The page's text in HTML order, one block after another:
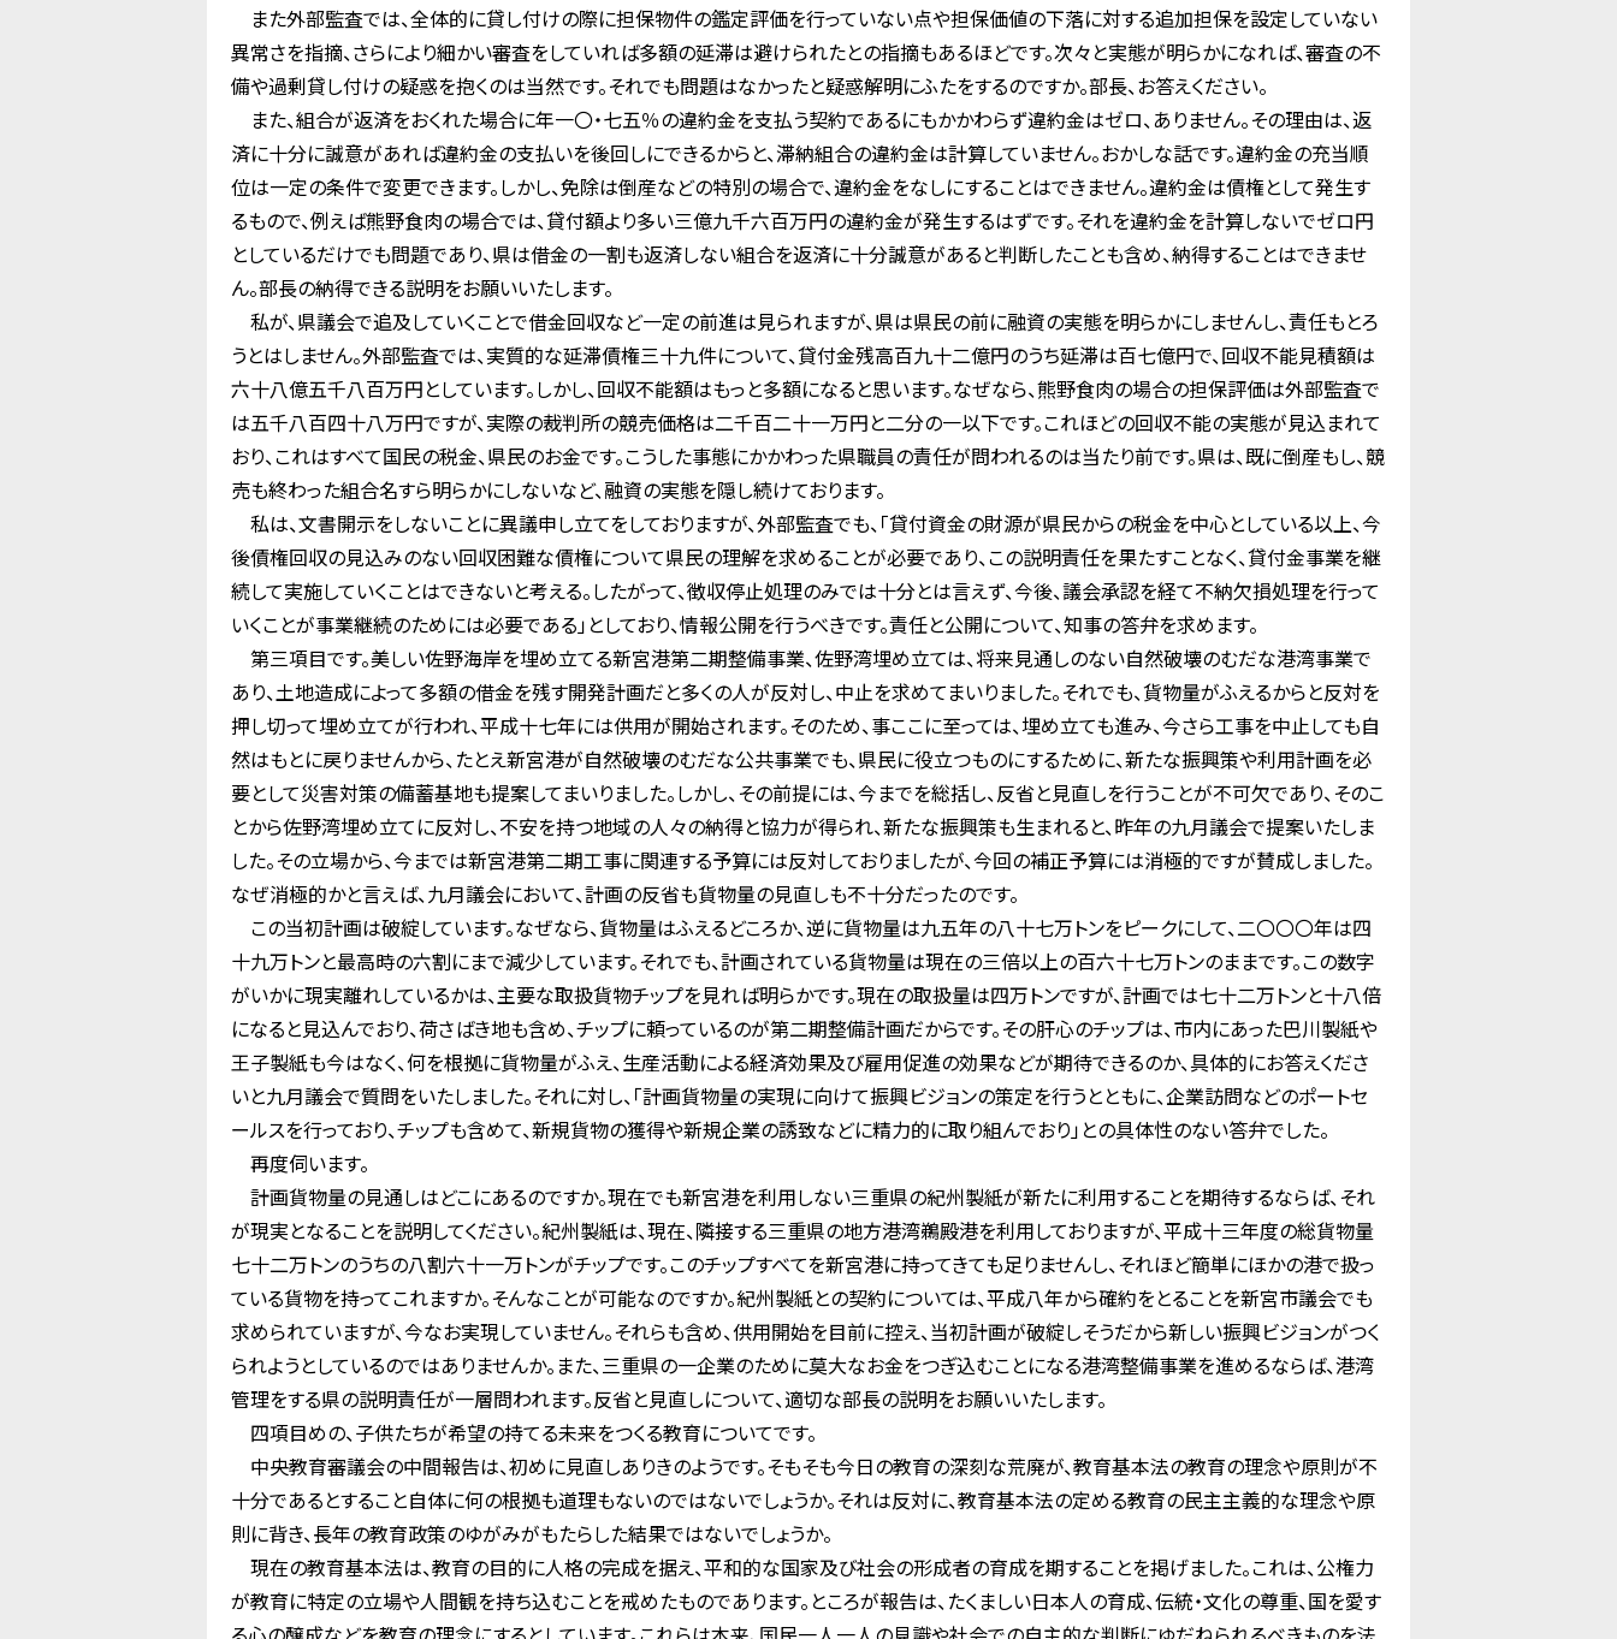
また外部監査では、全体的に貸し付けの際に担保物件の鑑定評価を行っていない点や担保価値の下落に対する追加担保を設定していない
異常さを指摘、さらにより細かい審査をしていれば多額の延滞は避けられたとの指摘もあるほどです。次々と実態が明らかになれば、審査の不
備や過剰貸し付けの疑惑を抱くのは当然です。それでも問題はなかったと疑惑解明にふたをするのですか。部長、お答えください。
また、組合が返済をおくれた場合に年一〇・七五％の違約金を支払う契約であるにもかかわらず違約金はゼロ、ありません。その理由は、返
済に十分に誠意があれば違約金の支払いを後回しにできるからと、滞納組合の違約金は計算していません。おかしな話です。違約金の充当順
位は一定の条件で変更できます。しかし、免除は倒産などの特別の場合で、違約金をなしにすることはできません。違約金は債権として発生す
るもので、例えば熊野食肉の場合では、貸付額より多い三億九千六百万円の違約金が発生するはずです。それを違約金を計算しないでゼロ円
としているだけでも問題であり、県は借金の一割も返済しない組合を返済に十分誠意があると判断したことも含め、納得することはできませ
ん。部長の納得できる説明をお願いいたします。
私が、県議会で追及していくことで借金回収など一定の前進は見られますが、県は県民の前に融資の実態を明らかにしませんし、責任もとろ
うとはしません。外部監査では、実質的な延滞債権三十九件について、貸付金残高百九十二億円のうち延滞は百七億円で、回収不能見積額は
六十八億五千八百万円としています。しかし、回収不能額はもっと多額になると思います。なぜなら、熊野食肉の場合の担保評価は外部監査で
は五千八百四十八万円ですが、実際の裁判所の競売価格は二千百二十一万円と二分の一以下です。これほどの回収不能の実態が見込まれて
おり、これはすべて国民の税金、県民のお金です。こうした事態にかかわった県職員の責任が問われるのは当たり前です。県は、既に倒産もし、競
売も終わった組合名すら明らかにしないなど、融資の実態を隠し続けております。
私は、文書開示をしないことに異議申し立てをしておりますが、外部監査でも、「貸付資金の財源が県民からの税金を中心としている以上、今
後債権回収の見込みのない回収困難な債権について県民の理解を求めることが必要であり、この説明責任を果たすことなく、貸付金事業を継
続して実施していくことはできないと考える。したがって、徴収停止処理のみでは十分とは言えず、今後、議会承認を経て不納欠損処理を行って
いくことが事業継続のためには必要である」としており、情報公開を行うべきです。責任と公開について、知事の答弁を求めます。
第三項目です。美しい佐野海岸を埋め立てる新宮港第二期整備事業、佐野湾埋め立ては、将来見通しのない自然破壊のむだな港湾事業で
あり、土地造成によって多額の借金を残す開発計画だと多くの人が反対し、中止を求めてまいりました。それでも、貨物量がふえるからと反対を
押し切って埋め立てが行われ、平成十七年には供用が開始されます。そのため、事ここに至っては、埋め立ても進み、今さら工事を中止しても自
然はもとに戻りませんから、たとえ新宮港が自然破壊のむだな公共事業でも、県民に役立つものにするために、新たな振興策や利用計画を必
要として災害対策の備蓄基地も提案してまいりました。しかし、その前提には、今までを総括し、反省と見直しを行うことが不可欠であり、そのこ
とから佐野湾埋め立てに反対し、不安を持つ地域の人々の納得と協力が得られ、新たな振興策も生まれると、昨年の九月議会で提案いたしま
した。その立場から、今までは新宮港第二期工事に関連する予算には反対しておりましたが、今回の補正予算には消極的ですが賛成しました。
なぜ消極的かと言えば、九月議会において、計画の反省も貨物量の見直しも不十分だったのです。
この当初計画は破綻しています。なぜなら、貨物量はふえるどころか、逆に貨物量は九五年の八十七万トンをピークにして、二〇〇〇年は四
十九万トンと最高時の六割にまで減少しています。それでも、計画されている貨物量は現在の三倍以上の百六十七万トンのままです。この数字
がいかに現実離れしているかは、主要な取扱貨物チップを見れば明らかです。現在の取扱量は四万トンですが、計画では七十二万トンと十八倍
になると見込んでおり、荷さばき地も含め、チップに頼っているのが第二期整備計画だからです。その肝心のチップは、市内にあった巴川製紙や
王子製紙も今はなく、何を根拠に貨物量がふえ、生産活動による経済効果及び雇用促進の効果などが期待できるのか、具体的にお答えくださ
いと九月議会で質問をいたしました。それに対し、「計画貨物量の実現に向けて振興ビジョンの策定を行うとともに、企業訪問などのポートセ
ールスを行っており、チップも含めて、新規貨物の獲得や新規企業の誘致などに精力的に取り組んでおり」との具体性のない答弁でした。
再度伺います。
計画貨物量の見通しはどこにあるのですか。現在でも新宮港を利用しない三重県の紀州製紙が新たに利用することを期待するならば、それ
が現実となることを説明してください。紀州製紙は、現在、隣接する三重県の地方港湾鵜殿港を利用しておりますが、平成十三年度の総貨物量
七十二万トンのうちの八割六十一万トンがチップです。このチップすべてを新宮港に持ってきても足りませんし、それほど簡単にほかの港で扱っ
ている貨物を持ってこれますか。そんなことが可能なのですか。紀州製紙との契約については、平成八年から確約をとることを新宮市議会でも
求められていますが、今なお実現していません。それらも含め、供用開始を目前に控え、当初計画が破綻しそうだから新しい振興ビジョンがつく
られようとしているのではありませんか。また、三重県の一企業のために莫大なお金をつぎ込むことになる港湾整備事業を進めるならば、港湾
管理をする県の説明責任が一層問われます。反省と見直しについて、適切な部長の説明をお願いいたします。
四項目めの、子供たちが希望の持てる未来をつくる教育についてです。
中央教育審議会の中間報告は、初めに見直しありきのようです。そもそも今日の教育の深刻な荒廃が、教育基本法の教育の理念や原則が不
十分であるとすること自体に何の根拠も道理もないのではないでしょうか。それは反対に、教育基本法の定める教育の民主主義的な理念や原
則に背き、長年の教育政策のゆがみがもたらした結果ではないでしょうか。
現在の教育基本法は、教育の目的に人格の完成を据え、平和的な国家及び社会の形成者の育成を期することを掲げました。これは、公権力
が教育に特定の立場や人間観を持ち込むことを戒めたものであります。ところが報告は、たくましい日本人の育成、伝統・文化の尊重、国を愛す